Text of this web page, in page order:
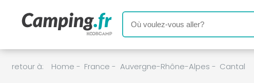
retour à: Home - France - Auvergne-Rhône-Alpes - Cantal